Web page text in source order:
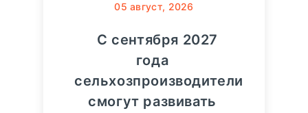
05 август, 2026
С сентября 2027
года
сельхозпроизводители
смогут развивать